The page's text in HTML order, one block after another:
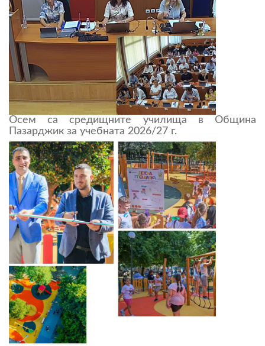
Осем са средищните училища в Община
Пазарджик за учебната 2026/27 г.